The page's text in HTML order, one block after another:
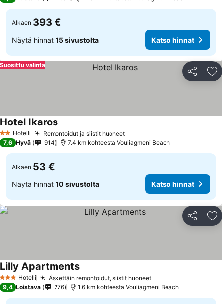
Alkaen 393 €
Näytä hinnat 15 sivustolta Katso hinnat
Jaa
Suosittu valinta
2 Tähtiluokitus
Hotelli Remontoidut ja siistit huoneet
Hotel Ikaros
7,6 Hyvä 914 7.4 km kohteesta Vouliagmeni Beach
Alkaen 53 €
Näytä hinnat 10 sivustolta Katso hinnat
Jaa
3 Tähtiluokitus
Hotelli Äskettäin remontoidut, siistit huoneet
Lilly Apartments
9,4 Loistava 276 1.6 km kohteesta Vouliagmeni Beach